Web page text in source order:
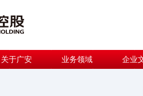
关于广安 业务领域 企业